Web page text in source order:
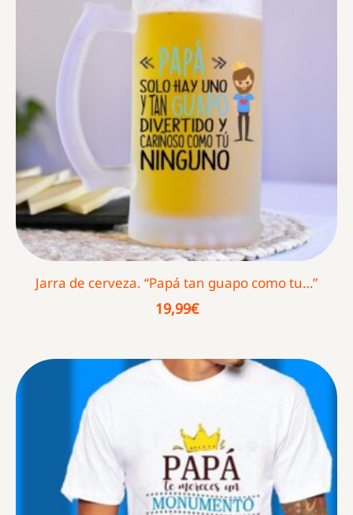
Jarra de cerveza. “Papá tan guapo como tu…”
19,99€